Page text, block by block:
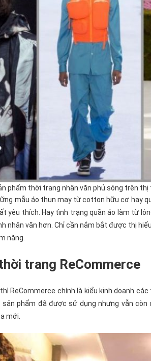
phẩm thời trang nhân văn phủ sóng trên
mẫu áo thun may từ cotton hữu cơ hay
yêu thích. Hay tình trạng quần áo làm từ
nhân văn hơn. Chỉ cần nắm bắt được thị
năng.
trang ReCommerce
ReCommerce chính là kiểu kinh doanh
sản phẩm đã được sử dụng nhưng vẫn
mới.